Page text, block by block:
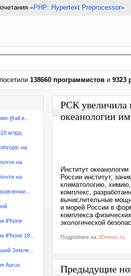
«PHP: Hypertext Preprocessor»
138660 программистов и 9323
@all и...
млрд
на
на
на
iPhone
iPhone 18...
Земле...
Aorus
РСК увеличила
океанологии
Институт
России институт,
климатологию, химию,
комплекс,
вычислительные
и морей России в
комплекса
экологической
Подробнее на 3Dnews.ru
Предыдущие